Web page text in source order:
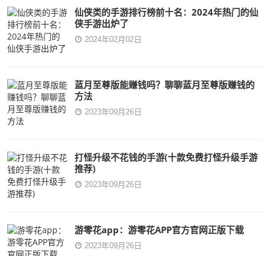
仙侠类的手游排行榜前十名：2024年热门的仙
侠手游出炉了
2024年02月02日
蓝月至尊版能赚钱吗？聊聊蓝月至尊版赚钱的
方法
2023年09月26日
打怪升级不花钱的手游(十款免费打怪升级手游
推荐)
2023年09月26日
游零花app：游零花APP官方官网正版下载
2023年09月26日